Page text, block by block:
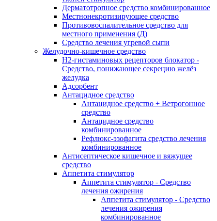
Дерматотропное средство комбинированное
Местнонекротизирующее средство
Противовоспалительное средство для
местного применения (Д)
Средство лечения угревой сыпи
Желудочно-кишечное средство
H2-гистаминовых рецепторов блокатор -
Средство, понижающее секрецию желёз
желудка
Адсорбент
Антацидное средство
Антацидное средство + Ветрогонное
средство
Антацидное средство
комбинированное
Рефлюкс-эзофагита средство лечения
комбинированное
Антисептическое кишечное и вяжущее
средство
Аппетита стимулятор
Аппетита стимулятор - Средство
лечения ожирения
Аппетита стимулятор - Средство
лечения ожирения
комбинированное